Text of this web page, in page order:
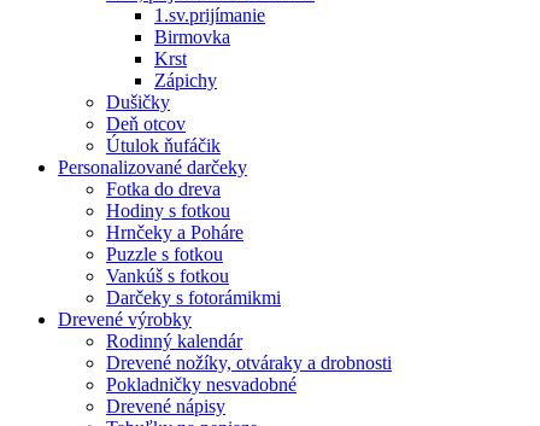
1.sv.prijímanie
Birmovka
Krst
Zápichy
Dušičky
Deň otcov
Útulok ňufáčik
Personalizované darčeky
Fotka do dreva
Hodiny s fotkou
Hrnčeky a Poháre
Puzzle s fotkou
Vankúš s fotkou
Darčeky s fotorámikmi
Drevené výrobky
Rodinný kalendár
Drevené nožíky, otváraky a drobnosti
Pokladničky nesvadobné
Drevené nápisy